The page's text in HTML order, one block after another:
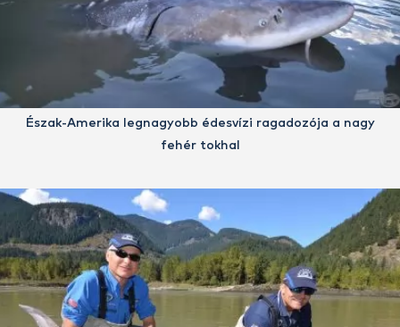
Észak-Amerika legnagyobb édesvízi ragadozója a nagy
fehér tokhal